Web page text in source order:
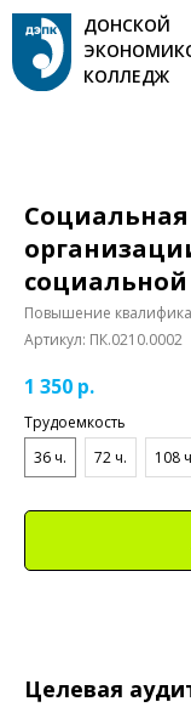
ДОНСКОЙ
ЭКОНОМИКО-
КОЛЛЕДЖ
Повышение
Артикул: ПК.0210.0002
1 350 р.
Трудоемкость
36 ч.
72 ч. 108
Целевая